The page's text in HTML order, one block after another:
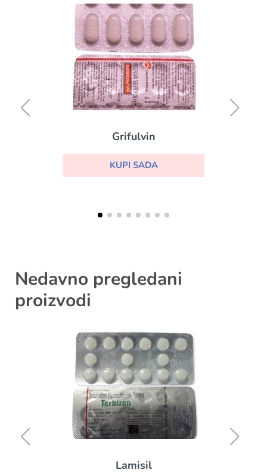
Grifulvin
KUPI SADA
Nedavno pregledani
proizvodi
Lamisil